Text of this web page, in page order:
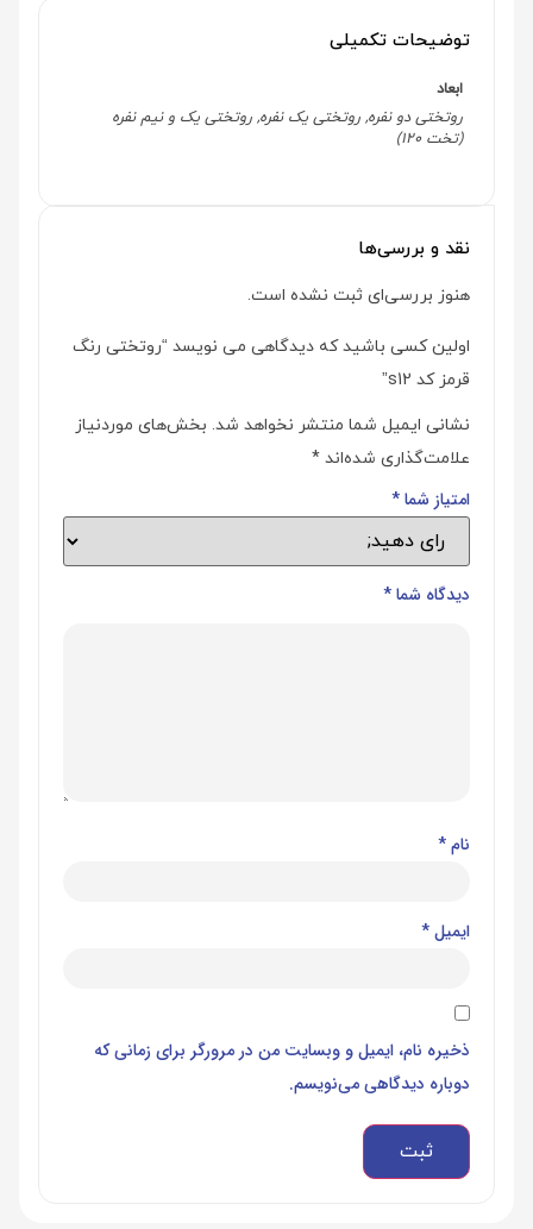
توضیحات تکمیلی
ابعاد
روتختی دو نفره, روتختی یک نفره, روتختی یک و نیم نفره
(تخت 120)
نقد و بررسی‌ها
هنوز بررسی‌ای ثبت نشده است.
اولین کسی باشید که دیدگاهی می نویسد “روتختی رنگ
قرمز کد s12”
نشانی ایمیل شما منتشر نخواهد شد. بخش‌های موردنیاز
علامت‌گذاری شده‌اند *
امتیاز شما*
دیدگاه شما*
نام*
ایمیل*
ذخیره نام، ایمیل و وبسایت من در مرورگر برای زمانی که
دوباره دیدگاهی می‌نویسم.